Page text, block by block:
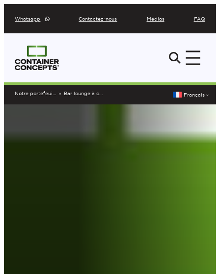
au
contenu
Whatsapp Contactez-nous Médias FAQ
Notre portefeuille » Bar lounge à conteneurs Français